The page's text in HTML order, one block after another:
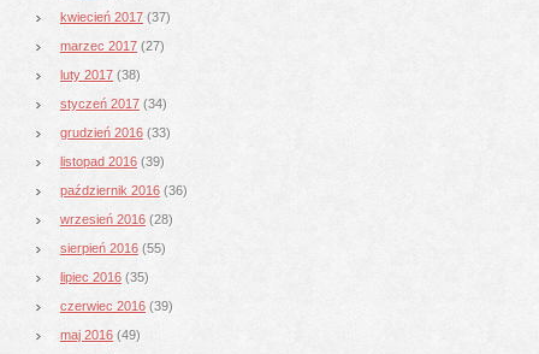
kwiecień 2017 (37)
marzec 2017 (27)
luty 2017 (38)
styczeń 2017 (34)
grudzień 2016 (33)
listopad 2016 (39)
październik 2016 (36)
wrzesień 2016 (28)
sierpień 2016 (55)
lipiec 2016 (35)
czerwiec 2016 (39)
maj 2016 (49)